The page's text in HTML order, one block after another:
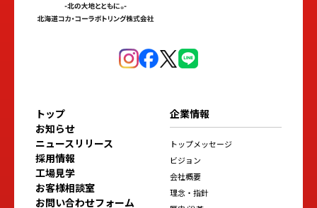
トップ
お知らせ
ニュースリリース
採用情報
工場見学
お客様相談室
お問い合わせフォーム
企業情報
トップメッセージ
ビジョン
会社概要
理念・指針